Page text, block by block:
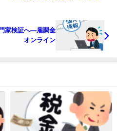
家検証へ―雇調金
オンライン